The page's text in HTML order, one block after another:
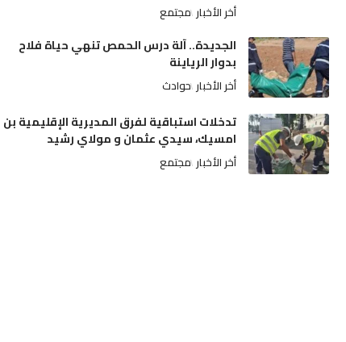
أخر الأخبار مجتمع
الجديدة.. آلة درس الحمص تنهي حياة فلاح
بدوار الرياينة
أخر الأخبار حوادث
تدخلات استباقية لفرق المديرية الإقليمية بن
امسيك، سيدي عثمان و مولاي رشيد
أخر الأخبار مجتمع